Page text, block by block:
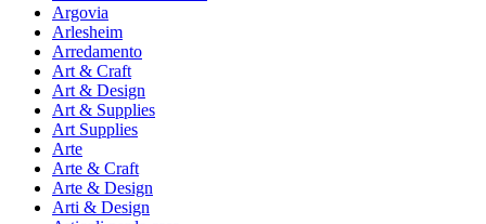
Argovia
Arlesheim
Arredamento
Art & Craft
Art & Design
Art & Supplies
Art Supplies
Arte
Arte & Craft
Arte & Design
Arti & Design